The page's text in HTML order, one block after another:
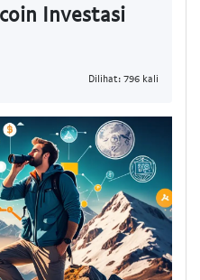
Investasi
Dilihat: 796 kali